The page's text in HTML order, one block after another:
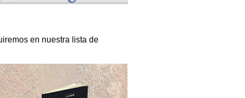
en nuestra lista de